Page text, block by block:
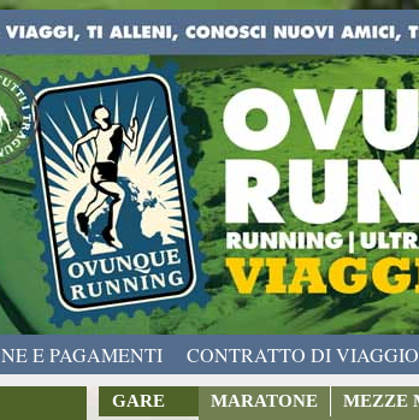
E PAGAMENTI CONTRATTO DI VIAGGIO
GARE MARATONE MEZZE